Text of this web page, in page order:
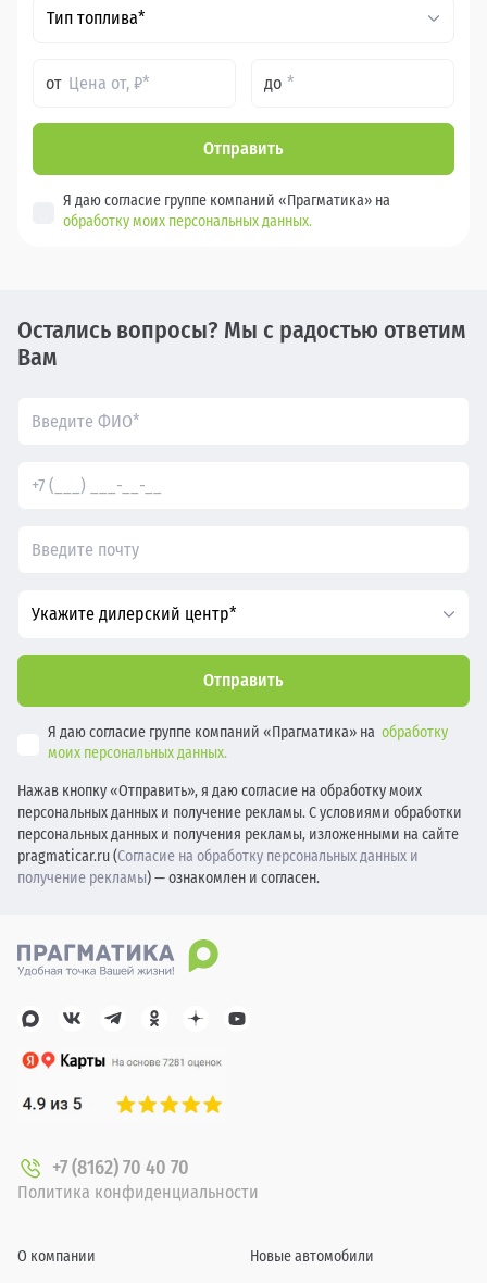
Тип топлива*
от до
Отправить
Я даю согласие группе компаний «Прагматика» на
обработку моих персональных данных.
Остались вопросы? Мы с радостью ответим
Вам
Укажите дилерский центр*
Отправить
Я даю согласие группе компаний «Прагматика» на обработку
моих персональных данных.
Нажав кнопку «Отправить», я даю согласие на обработку моих
персональных данных и получение рекламы. С условиями обработки
персональных данных и получения рекламы, изложенными на сайте
pragmaticar.ru (Согласие на обработку персональных данных и
получение рекламы) — ознакомлен и согласен.
+7 (8162) 70 40 70
Политика конфиденциальности
О компании
Новые автомобили